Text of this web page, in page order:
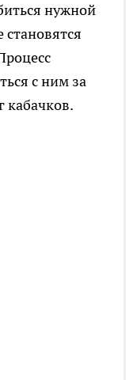
нужной
с ним за
кабачков.